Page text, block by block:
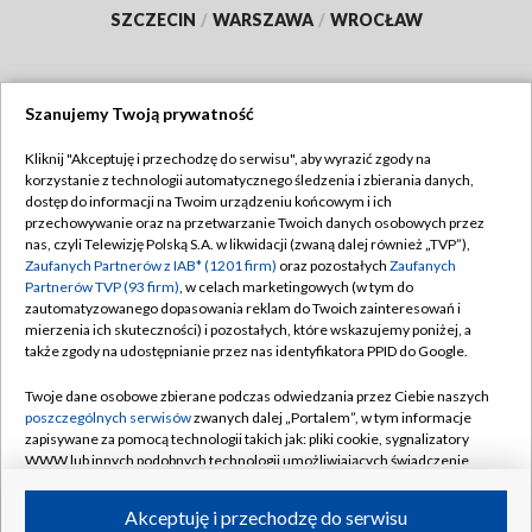
SZCZECIN / WARSZAWA / WROCŁAW
TVP
Abonament TVP
Emisja w TVP
Centrum informacji TVP
Naziemna Telewizja Cyfrowa
Rada Programowa
System NOS
Informacje o nadawcy
Regulamin TVP
Polityka prywatności
Moje zgody
Pomoc
Kontakt
Kanały
Szanujemy Twoją prywatność
Kliknij "Akceptuję i przechodzę do serwisu", aby wyrazić zgody na
korzystanie z technologii automatycznego śledzenia i zbierania danych,
dostęp do informacji na Twoim urządzeniu końcowym i ich
przechowywanie oraz na przetwarzanie Twoich danych osobowych przez
nas, czyli Telewizję Polską S.A. w likwidacji (zwaną dalej również „TVP”),
Zaufanych Partnerów z IAB* (1201 firm) oraz pozostałych Zaufanych
Partnerów TVP (93 firm), w celach marketingowych (w tym do
zautomatyzowanego dopasowania reklam do Twoich zainteresowań i
mierzenia ich skuteczności) i pozostałych, które wskazujemy poniżej, a
także zgody na udostępnianie przez nas identyfikatora PPID do Google.
Twoje dane osobowe zbierane podczas odwiedzania przez Ciebie naszych
poszczególnych serwisówzwanych dalej „Portalem”, w tym informacje
zapisywane za pomocą technologii takich jak: pliki cookie, sygnalizatory
WWW lub innych podobnych technologii umożliwiających świadczenie
ruchu w Internecie.Akceptuję i przechodzę do serwisu